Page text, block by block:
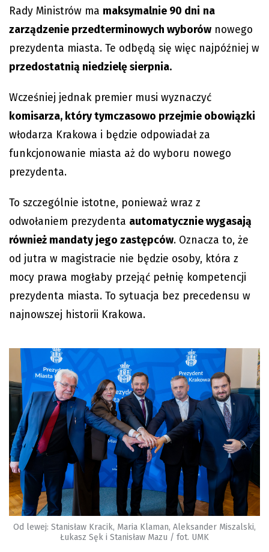
Rady Ministrów ma maksymalnie 90 dni na
zarządzenie przedterminowych wyborów nowego
prezydenta miasta. Te odbędą się więc najpóźniej w
przedostatnią niedzielę sierpnia.
Wcześniej jednak premier musi wyznaczyć
komisarza, który tymczasowo przejmie obowiązki
włodarza Krakowa i będzie odpowiadał za
funkcjonowanie miasta aż do wyboru nowego
prezydenta.
To szczególnie istotne, ponieważ wraz z
odwołaniem prezydenta automatycznie wygasają
również mandaty jego zastępców. Oznacza to, że
od jutra w magistracie nie będzie osoby, która z
mocy prawa mogłaby przejąć pełnię kompetencji
prezydenta miasta. To sytuacja bez precedensu w
najnowszej historii Krakowa.
Od lewej: Stanisław Kracik, Maria Klaman, Aleksander Miszalski,
Łukasz Sęk i Stanisław Mazu / fot. UMK